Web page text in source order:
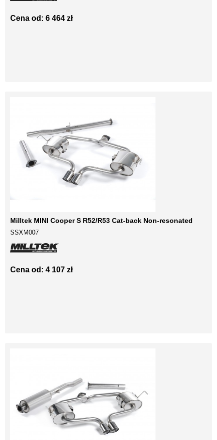
Cena od: 6 464 zł
Milltek MINI Cooper S R52/R53 Cat-back Non-resonated
SSXM007
Cena od: 4 107 zł